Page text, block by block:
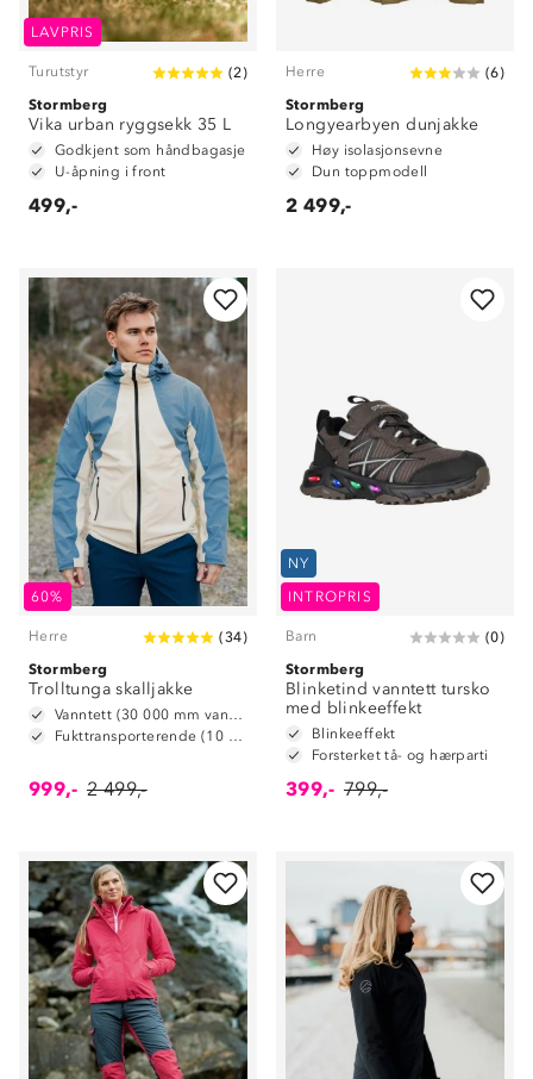
LAVPRIS
Turutstyr (2)
Stormberg
Vika urban ryggsekk 35 L
Godkjent som håndbagasje
U-åpning i front
499,-
Herre (6)
Stormberg
Longyearbyen dunjakke
Høy isolasjonsevne
Dun toppmodell
2 499,-
60%
Herre (34)
Stormberg
Trolltunga skalljakke
Vanntett (30 000 mm vannsøyle)
Fukttransporterende (10 000 g/m2/24t)
999,- 2 499,-
NY
INTROPRIS
Barn (0)
Stormberg
Blinketind vanntett tursko
med blinkeeffekt
Blinkeeffekt
Forsterket tå- og hærparti
399,- 799,-